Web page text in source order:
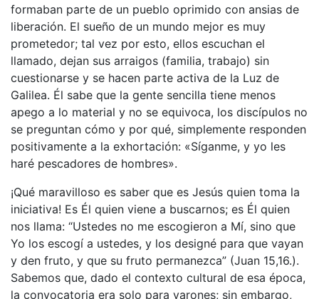
formaban parte de un pueblo oprimido con ansias de
liberación. El sueño de un mundo mejor es muy
prometedor; tal vez por esto, ellos escuchan el
llamado, dejan sus arraigos (familia, trabajo) sin
cuestionarse y se hacen parte activa de la Luz de
Galilea. Él sabe que la gente sencilla tiene menos
apego a lo material y no se equivoca, los discípulos no
se preguntan cómo y por qué, simplemente responden
positivamente a la exhortación: «Síganme, y yo les
haré pescadores de hombres».
¡Qué maravilloso es saber que es Jesús quien toma la
iniciativa! Es Él quien viene a buscarnos; es Él quien
nos llama: “Ustedes no me escogieron a Mí, sino que
Yo los escogí a ustedes, y los designé para que vayan
y den fruto, y que su fruto permanezca” (Juan 15,16.).
Sabemos que, dado el contexto cultural de esa época,
la convocatoria era solo para varones; sin embargo,